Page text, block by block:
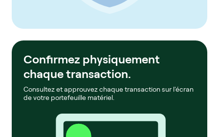
Confirmez physiquement
chaque transaction.
Consultez et approuvez chaque transaction sur l'écran
de votre portefeuille matériel.